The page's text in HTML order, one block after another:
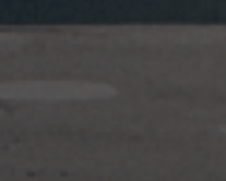
岩国周辺遠